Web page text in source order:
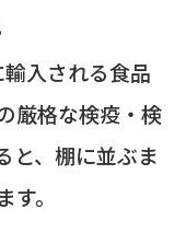
輸入される食品
厳格な検疫・検
と、棚に並ぶま
。